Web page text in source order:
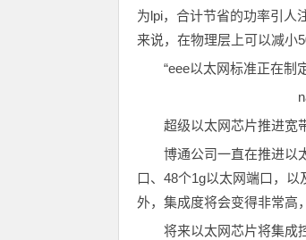
为lpi，合计节省的功率引人
来说，在物理层上可以减小
“eee以太网标准正在制
超级以太网芯片推进宽
博通公司一直在推进以
口、48个1g以太网端口，
外，集成度将会变得非常高
将来以太网芯片将集成